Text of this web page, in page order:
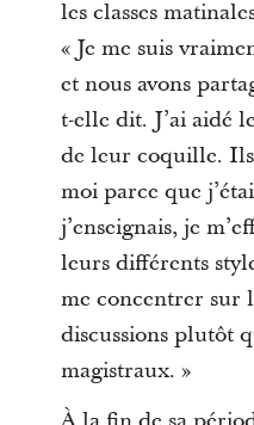
les classes
« Je me suis
et nous avons
t-elle dit. J’ai aidé
de leur coquille.
moi parce que
j’enseignais, je
leurs différents
me concentrer sur
discussions plutôt
magistraux. »